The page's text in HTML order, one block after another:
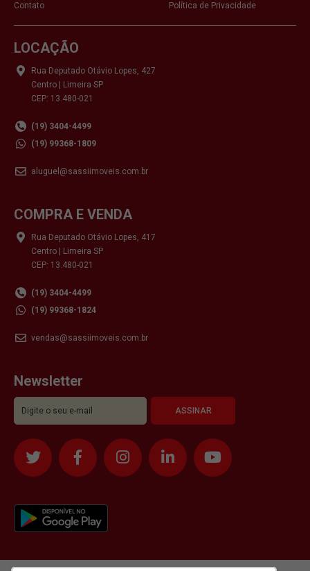
Contato
Política de Privacidade
LOCAÇÃO
Rua Deputado Otávio Lopes, 427
Centro | Limeira SP
CEP: 13.480-021
(19) 3404-4499
(19) 99368-1809
aluguel@sassiimoveis.com.br
COMPRA E VENDA
Rua Deputado Otávio Lopes, 417
Centro | Limeira SP
CEP: 13.480-021
(19) 3404-4499
(19) 99368-1824
vendas@sassiimoveis.com.br
Newsletter